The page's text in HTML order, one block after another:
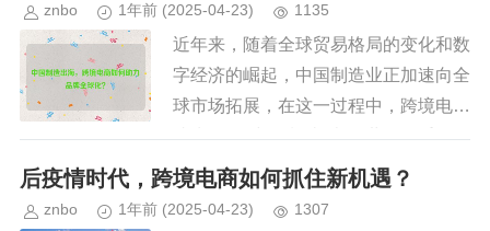
znbo 1年前 (2025-04-23) 1135
近年来，随着全球贸易格局的变化和数
字经济的崛起，中国制造业正加速向全
球市场拓展，在这一过程中，跨境电商
成为推动"中国制造"走向世界的重要引
擎，从服装、电子产品到家居用品，越
后疫情时代，跨境电商如何抓住新机遇？
znbo 1年前 (2025-04-23) 1307